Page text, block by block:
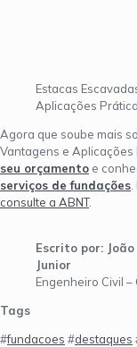
Estacas
Aplicações
Agora que soube mais
Vantagens e
seu orçamento e
serviços de fundações
consulte a ABNT.
Escrito por:
Junior
Engenheiro Civil
Tags
#fundacoes #destaques